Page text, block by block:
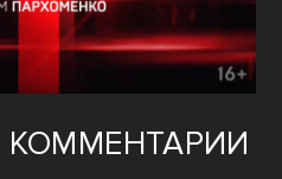
КОММЕНТАРИИ